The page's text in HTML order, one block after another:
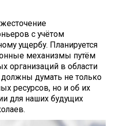
с учётом
ущербу. Планируется
механизмы путём
организаций в области
думать не только
ресурсов, но и об их
для наших будущих